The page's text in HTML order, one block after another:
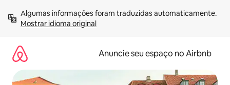
para
Mostrar idioma original
Anuncie seu espaço no Airbnb